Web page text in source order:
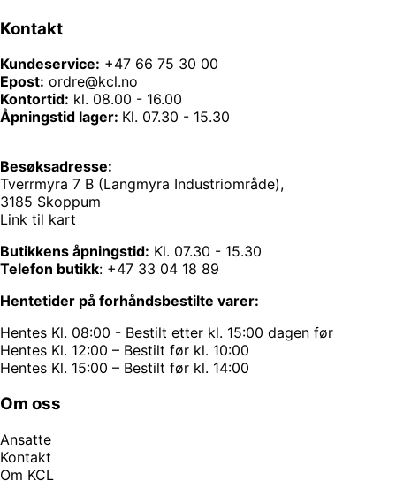
Kontakt
Kundeservice: +47 66 75 30 00
Epost: ordre@kcl.no
Kontortid: kl. 08.00 - 16.00
Åpningstid lager: Kl. 07.30 - 15.30
Besøksadresse:
Tverrmyra 7 B (Langmyra Industriområde),
3185 Skoppum
Link til kart
Butikkens åpningstid: Kl. 07.30 - 15.30
Telefon butikk: +47 33 04 18 89
Hentetider på forhåndsbestilte varer:
Hentes Kl. 08:00 - Bestilt etter kl. 15:00 dagen før
Hentes Kl. 12:00 – Bestilt før kl. 10:00
Hentes Kl. 15:00 – Bestilt før kl. 14:00
Om oss
Ansatte
Kontakt
Om KCL